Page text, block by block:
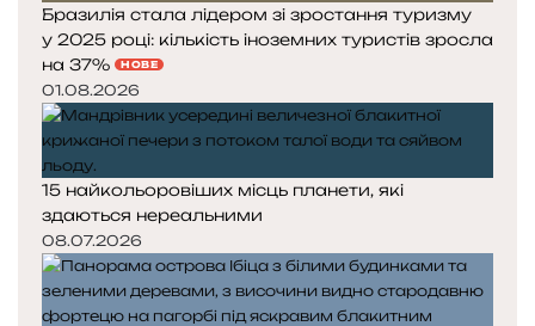
Бразилія стала лідером зі зростання туризму
у 2025 році: кількість іноземних туристів зросла
на 37%
НОВЕ
01.08.2026
15 найкольоровіших місць планети, які
здаються нереальними
08.07.2026